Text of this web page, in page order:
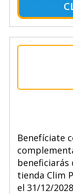
Benefíciate
beneficiarás
tienda Clim
el 31/12/